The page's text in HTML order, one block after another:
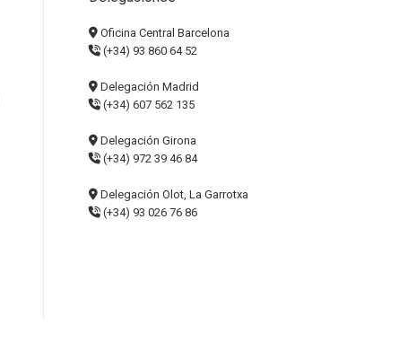
Oficina Central Barcelona
(+34) 93 860 64 52
Delegación Madrid
(+34) 607 562 135
Delegación Girona
(+34) 972 39 46 84
Delegación Olot, La Garrotxa
(+34) 93 026 76 86